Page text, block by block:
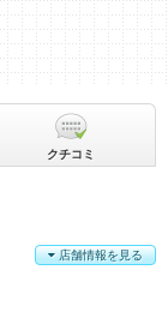
店舗情報を見る
クチコミ